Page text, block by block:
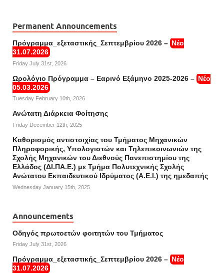
Permanent Announcements
Πρόγραμμα_εξεταστικής_Σεπτεμβρίου 2026 – Νέο
31.07.2026
Friday July 31st, 2026
Ωρολόγιο Πρόγραμμα – Εαρινό Εξάμηνο 2025-2026 – Νέο
05.03.2026
Tuesday February 10th, 2026
Ανώτατη Διάρκεια Φοίτησης
Friday December 12th, 2025
Καθορισμός αντιστοιχίας του Τμήματος Μηχανικών
Πληροφορικής, Υπολογιστών και Τηλεπικοινωνιών της
Σχολής Μηχανικών του Διεθνούς Πανεπιστημίου της
Ελλάδος (ΔΙ.ΠΑ.Ε.) με Τμήμα Πολυτεχνικής Σχολής
Ανώτατου Εκπαιδευτικού Ιδρύματος (Α.Ε.Ι.) της ημεδαπής
Wednesday January 15th, 2025
Announcements
Οδηγός πρωτοετών φοιτητών του Τμήματος
Friday July 31st, 2026
Πρόγραμμα_εξεταστικής_Σεπτεμβρίου 2026 – Νέο
31.07.2026